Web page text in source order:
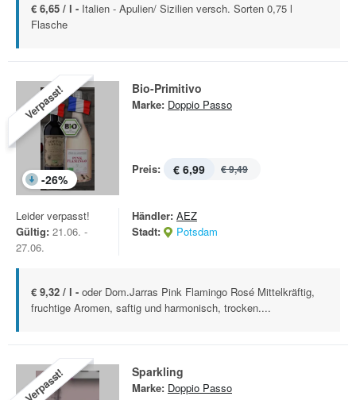
€ 6,65 / l - Italien - Apulien/ Sizilien versch. Sorten 0,75 l
Flasche
Verpasst!
-26%
Bio-Primitivo
Marke: Doppio Passo
Preis: € 6,99 € 9,49
Leider verpasst!
Gültig: 21.06. -
27.06.
Händler: AEZ
Stadt:
Potsdam
€ 9,32 / l - oder Dom.Jarras Pink Flamingo Rosé Mittelkräftig,
fruchtige Aromen, saftig und harmonisch, trocken....
Verpasst! Sparkling
Marke: Doppio Passo